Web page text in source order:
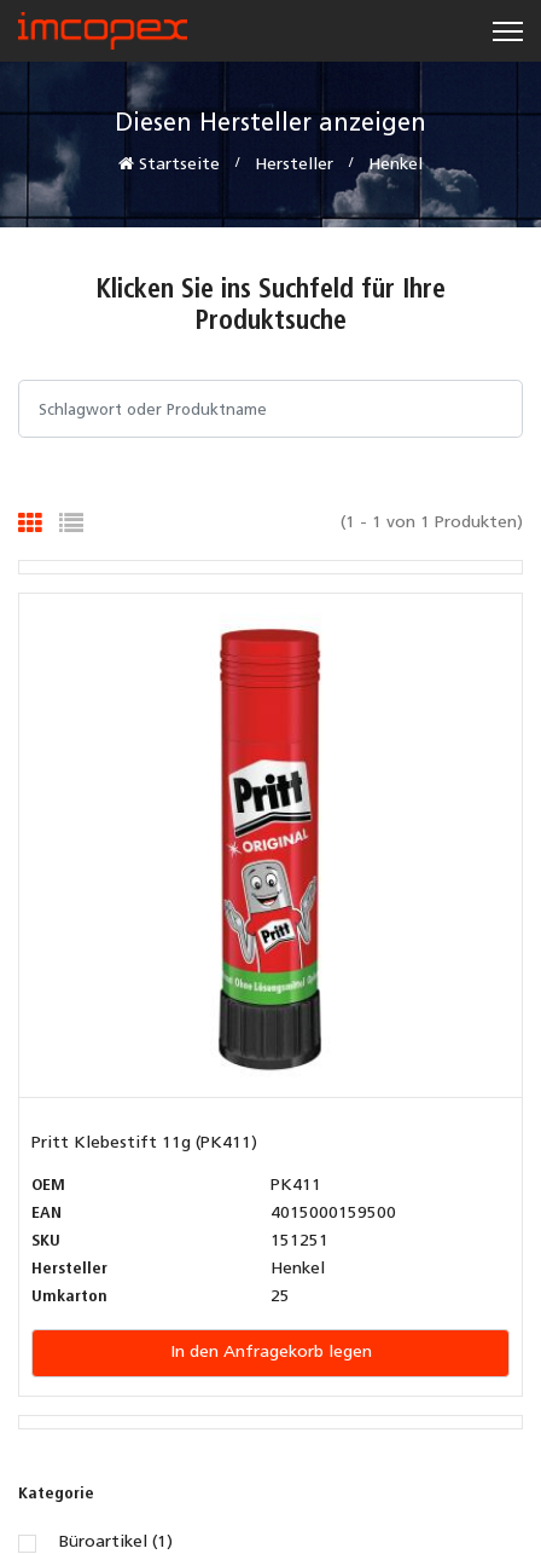
Diesen Hersteller anzeigen
Startseite Hersteller Henkel
Klicken Sie ins Suchfeld für Ihre
Produktsuche
Kategorie
Büroartikel (1)
(1 - 1 von 1 Produkten)
Pritt Klebestift 11g (PK411)
OEM
PK411
EAN
4015000159500
SKU
151251
Hersteller
Henkel
Umkarton
25
In den Anfragekorb legen